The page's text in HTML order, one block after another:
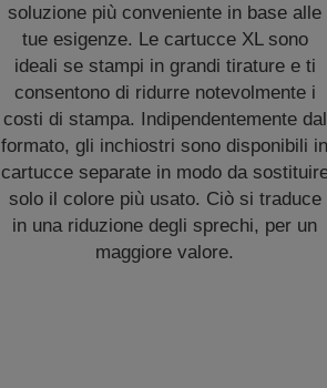
soluzione più conveniente in base alle
tue esigenze. Le cartucce XL sono
ideali se stampi in grandi tirature e ti
consentono di ridurre notevolmente i
costi di stampa. Indipendentemente dal
formato, gli inchiostri sono disponibili in
cartucce separate in modo da
solo il colore più usato. Ciò si traduce
in una riduzione degli sprechi, per un
maggiore valore.